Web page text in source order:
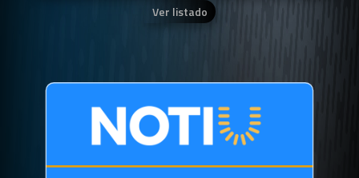
Ver listado